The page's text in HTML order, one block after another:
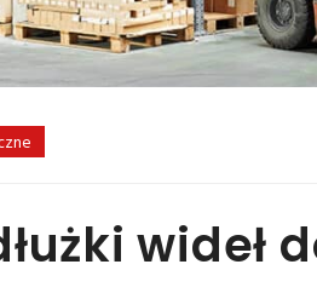
wideł